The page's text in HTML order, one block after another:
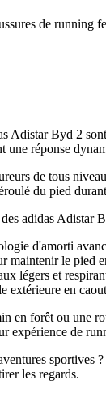
de
Adistar Byd 2
une réponse
de tous
du pied
adidas Adistar
d'amorti
maintenir le pied
légers et
extérieure en
en forêt ou une
expérience de
les regards.